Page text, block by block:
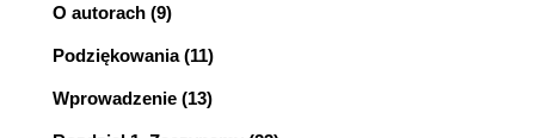
O autorach (9)
Podziękowania (11)
Wprowadzenie (13)